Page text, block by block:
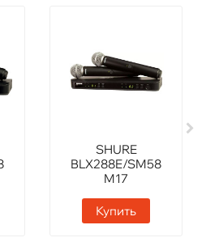
SHURE
BLX288E/SM58
M17
Купить